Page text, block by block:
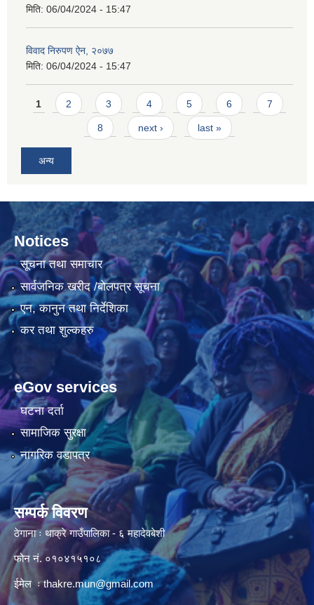
मिति: 06/04/2024 - 15:47
विवाद निरुपण ऐन, २०७७
मिति: 06/04/2024 - 15:47
Pages
1 2 3 4 5 6 7
8 next › last »
अन्य
Notices
सूचना तथा समाचार
सार्वजनिक खरीद /बोलपत्र सूचना
एन, कानुन तथा निर्देशिका
कर तथा शुल्कहरु
eGov services
घटना दर्ता
सामाजिक सुरक्षा
नागरिक वडापत्र
सम्पर्क विवरण
ठेगाना ः थाक्रे गाउँपालिका - ६ महादेवबेशी
फोन नं. ०१०४१५१०८
ईमेल ःthakre.mun@gmail.com